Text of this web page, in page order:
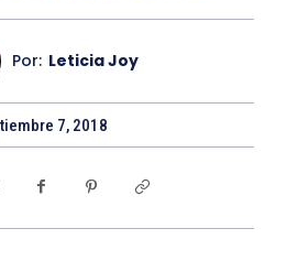
Por: Leticia Joy
7, 2018